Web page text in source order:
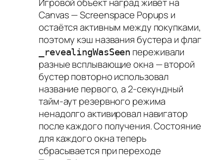
Canvas — Screenspace Popups и
остаётся активным между покупками,
поэтому кэш названия бустера и флаг
_revealingWasSeen переживали
разные всплывающие окна — второй
бустер повторно использовал
название первого, а 2-секундный
тайм-аут резервного режима
ненадолго активировал навигатор
после каждого получения. Состояние
для каждого окна теперь
сбрасывается при переходе